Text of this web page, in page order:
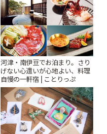
河津・南伊豆でお泊まり。さり
げない心遣いが心地よい、料理
自慢の一軒宿 | ことりっぷ